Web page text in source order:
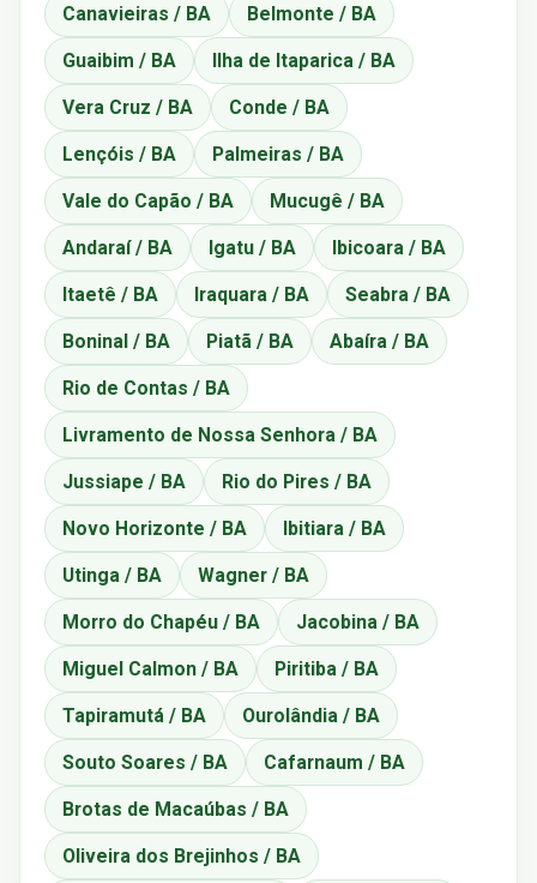
Canavieiras / BA Belmonte / BA
Guaibim / BA Ilha de Itaparica / BA
Vera Cruz / BA Conde / BA
Lençóis / BA Palmeiras / BA
Vale do Capão / BA Mucugê / BA
Andaraí / BA Igatu / BA Ibicoara / BA
Itaetê / BA Iraquara / BA Seabra / BA
Boninal / BA Piatã / BA Abaíra / BA
Rio de Contas / BA
Livramento de Nossa Senhora / BA
Jussiape / BA Rio do Pires / BA
Novo Horizonte / BA Ibitiara / BA
Utinga / BA Wagner / BA
Morro do Chapéu / BA Jacobina / BA
Miguel Calmon / BA Piritiba / BA
Tapiramutá / BA Ourolândia / BA
Souto Soares / BA Cafarnaum / BA
Brotas de Macaúbas / BA
Oliveira dos Brejinhos / BA